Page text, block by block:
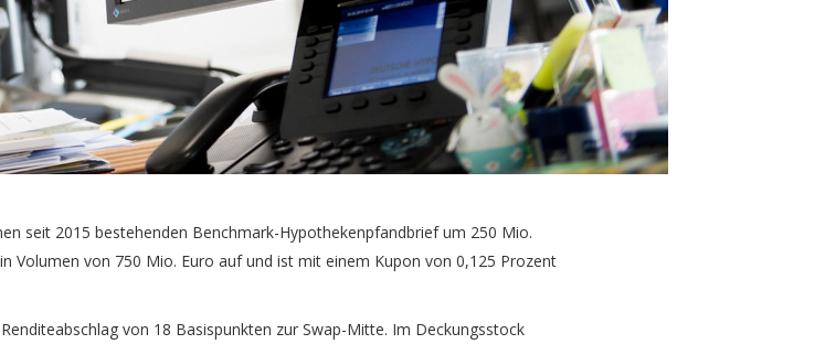
seit 2015 bestehenden Benchmark-Hypothekenpfandbrief um 250 Mio.
Volumen von 750 Mio. Euro auf und ist mit einem Kupon von 0,125 Prozent
von 18 Basispunkten zur Swap-Mitte. Im Deckungsstock